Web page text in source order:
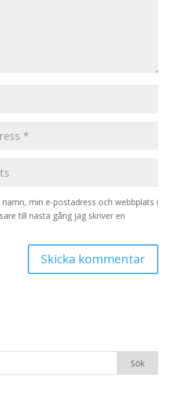
namn, min e-postadress och webbplats i
till nästa gång jag skriver en